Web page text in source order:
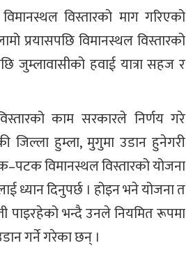
विस्तारको माग गरिएको
प्रयासपछि विमानस्थल विस्तारको
जुम्लावासीको हवाई यात्रा सहज र
काम सरकारले निर्णय गरे
जिल्ला हुम्ला, मुगुमा उडान हुनेगरी
विमानस्थल विस्तारको योजना
दिनुपर्छ । होइन भने योजना त
पाइरहेको भन्दै उनले नियमित रूपमा
गर्ने गरेका छन् ।